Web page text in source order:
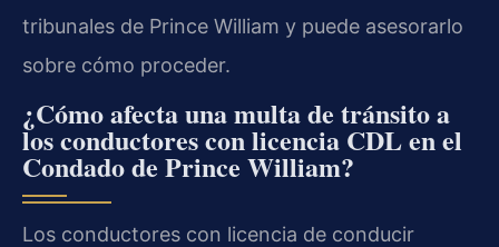
tribunales de Prince William y puede asesorarlo
sobre cómo proceder.
¿Cómo afecta una multa de tránsito a
los conductores con licencia CDL en el
Condado de Prince William?
Los conductores con licencia de conducir